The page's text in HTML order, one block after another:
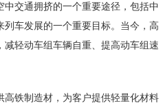
交通拥挤的一个重要途径，包括中
车发展的一个重要目标。当今，高
轻动车组车辆自重、提高动车组速
铁制造材，为客户提供轻量化材料